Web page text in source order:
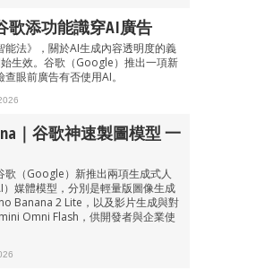
歌添功能識穿AI廣告
能法》，關於AI生成內容透明度的義
生效。谷歌（Google）推出一項新
眼前廣告有否使用AI。
｜谷歌神速製圖模型 一
歌（Google）新推出兩項生成式人
媒體模型，分別是輕量版圖像生成
Banana 2 Lite，以及影片生成與對
Omni Flash，供開發者與企業使